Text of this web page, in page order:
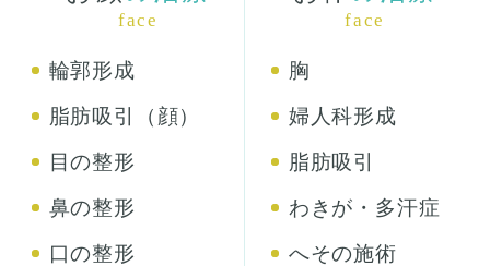
face
輪郭形成
脂肪吸引（顔）
目の整形
鼻の整形
口の整形
face
胸
婦人科形成
脂肪吸引
わきが・多汗症
へその施術